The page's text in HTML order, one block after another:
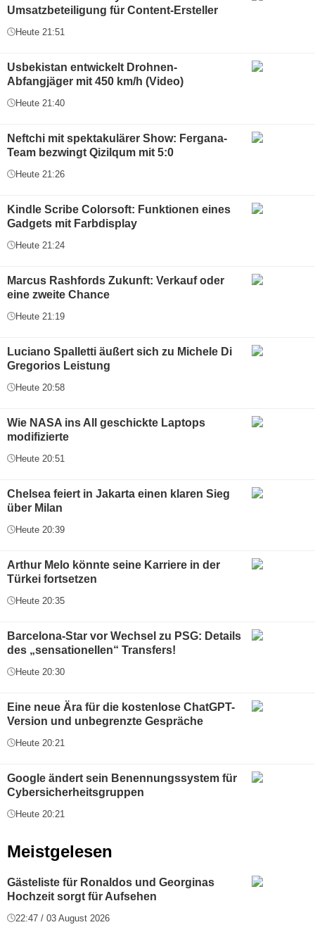
Umsatzbeteiligung für Content-Ersteller
Heute 21:51
Usbekistan entwickelt Drohnen-
Abfangjäger mit 450 km/h (Video)
Heute 21:40
Neftchi mit spektakulärer Show: Fergana-
Team bezwingt Qizilqum mit 5:0
Heute 21:26
Kindle Scribe Colorsoft: Funktionen eines
Gadgets mit Farbdisplay
Heute 21:24
Marcus Rashfords Zukunft: Verkauf oder
eine zweite Chance
Heute 21:19
Luciano Spalletti äußert sich zu Michele Di
Gregorios Leistung
Heute 20:58
Wie NASA ins All geschickte Laptops
modifizierte
Heute 20:51
Chelsea feiert in Jakarta einen klaren Sieg
über Milan
Heute 20:39
Arthur Melo könnte seine Karriere in der
Türkei fortsetzen
Heute 20:35
Barcelona-Star vor Wechsel zu PSG: Details
des „sensationellen“ Transfers!
Heute 20:30
Eine neue Ära für die kostenlose ChatGPT-
Version und unbegrenzte Gespräche
Heute 20:21
Google ändert sein Benennungssystem für
Cybersicherheitsgruppen
Heute 20:21
Meistgelesen
Gästeliste für Ronaldos und Georginas
Hochzeit sorgt für Aufsehen
22:47 / 03 August 2026